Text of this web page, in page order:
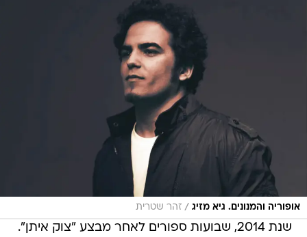
אופוריה והמנונים. גיא מזיג / זהר שטרית
שנת 2014, שבועות ספורים לאחר מבצע "צוק איתן".